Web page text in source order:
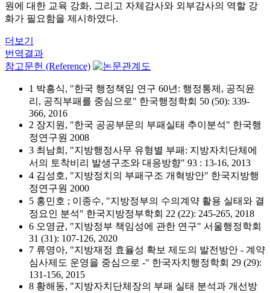
원에 대한 교육 강화, 그리고 자체감사와 외부감사의 역할 강
화가 필요함을 제시하였다.
더보기
번역결과
참고문헌 (Reference)
1 박흥식, "한국 행정책임 연구 60년: 행정통제, 공직윤
리, 공직부패를 중심으로" 한국행정학회 50 (50): 339-
366, 2016
2 장지원, "한국 공공부문의 부패실태 추이분석" 한국행
정연구원 2008
3 최남희, "지방행정사무 유형별 부패: 지방자치단체에
서의 토착비리 발생구조와 대응방향" 93 : 13-16, 2013
4 김성호, "지방정치의 부패구조 개혁방안" 한국지방행
정연구원 2000
5 홍민호 ; 이종수, "지방정부의 수의계약 활용 실태와 결
정요인 분석" 한국지방정부학회 22 (22): 245-265, 2018
6 오영균, "지방정부 책임성에 관한 연구" 서울행정학회
31 (31): 107-126, 2020
7 류영아, "지방재정 효율성 확보 제도의 발전방안 - 계약
심사제도 운영을 중심으로 -" 한국자치행정학회 29 (29):
131-156, 2015
8 황해동, "지방자치단체장의 부패 실태 분석과 개선방